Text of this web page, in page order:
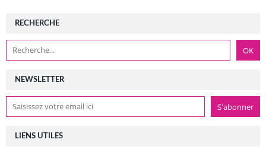
NEWSLETTER
RECHERCHE
LIENS UTILES